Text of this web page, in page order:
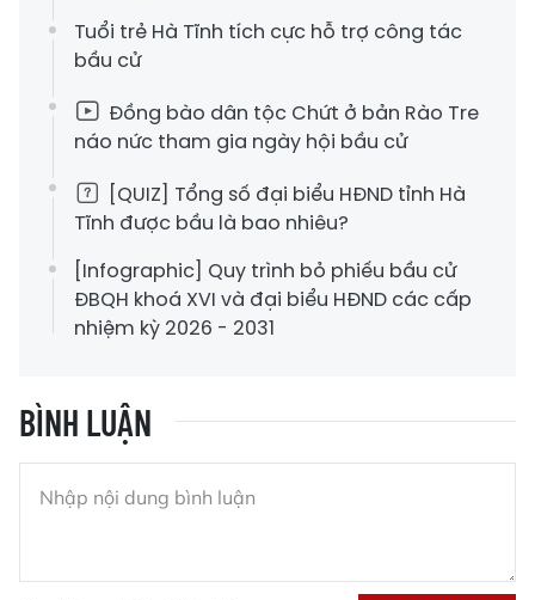
Tuổi trẻ Hà Tĩnh tích cực hỗ trợ công tác
bầu cử
Đồng bào dân tộc Chứt ở bản Rào Tre
náo nức tham gia ngày hội bầu cử
[QUIZ] Tổng số đại biểu HĐND tỉnh Hà
Tĩnh được bầu là bao nhiêu?
[Infographic] Quy trình bỏ phiếu bầu cử
ĐBQH khoá XVI và đại biểu HĐND các cấp
nhiệm kỳ 2026 - 2031
BÌNH LUẬN